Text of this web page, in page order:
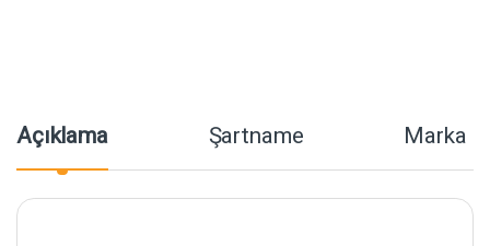
Açıklama Şartname Marka